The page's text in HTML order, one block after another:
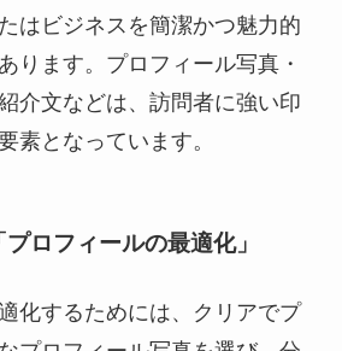
はビジネスを簡潔かつ魅力的
ります。プロフィール写真・
介文などは、訪問者に強い印
素となっています。
ロフィールの最適化」
化するためには、クリアでプ